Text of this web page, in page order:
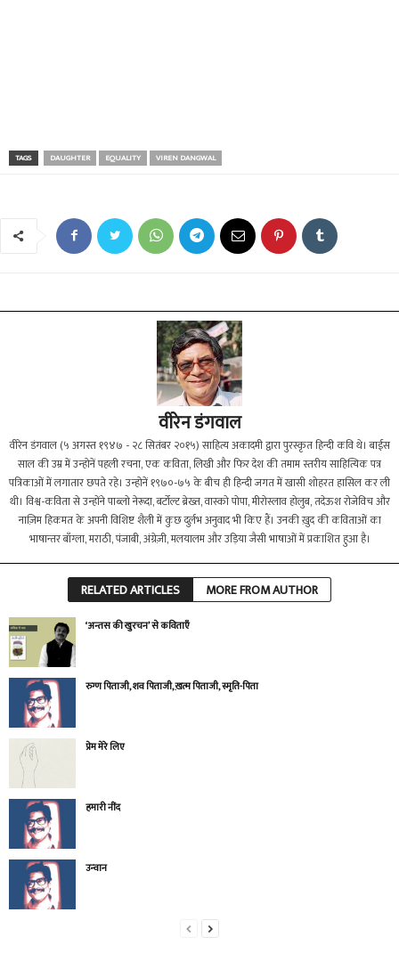
TAGS DAUGHTER EQUALITY VIREN DANGWAL
वीरेन डंगवाल
वीरेन डंगवाल (५ अगस्त १९४७ - २८ सितंबर २०१५) साहित्य अकादमी द्वारा पुरस्कृत हिन्दी कवि थे। बाईस
साल की उम्र में उन्होनें पहली रचना, एक कविता, लिखी और फिर देश की तमाम स्तरीय साहित्यिक पत्र
पत्रिकाओं में लगातार छपते रहे। उन्होनें १९७०-७५ के बीच ही हिन्दी जगत में खासी शोहरत हासिल कर ली
थी। विश्व-कविता से उन्होंने पाब्लो नेरूदा, बर्टोल्ट ब्रेख्त, वास्को पोपा, मीरोस्लाव होलुब, तदेऊश रोजेविच और
नाज़िम हिकमत के अपनी विशिष्ट शैली में कुछ दुर्लभ अनुवाद भी किए हैं। उनकी ख़ुद की कविताओं का
भाषान्तर बाँग्ला, मराठी, पंजाबी, अंग्रेज़ी, मलयालम और उड़िया जैसी भाषाओं में प्रकाशित हुआ है।
RELATED ARTICLES MORE FROM AUTHOR
‘अन्तस की खुरचन’ से कविताएँ
रुग्ण पिताजी, शव पिताजी, ख़त्म पिताजी, स्मृति-पिता
प्रेम मेरे लिए
हमारी नींद
उन्‍वान